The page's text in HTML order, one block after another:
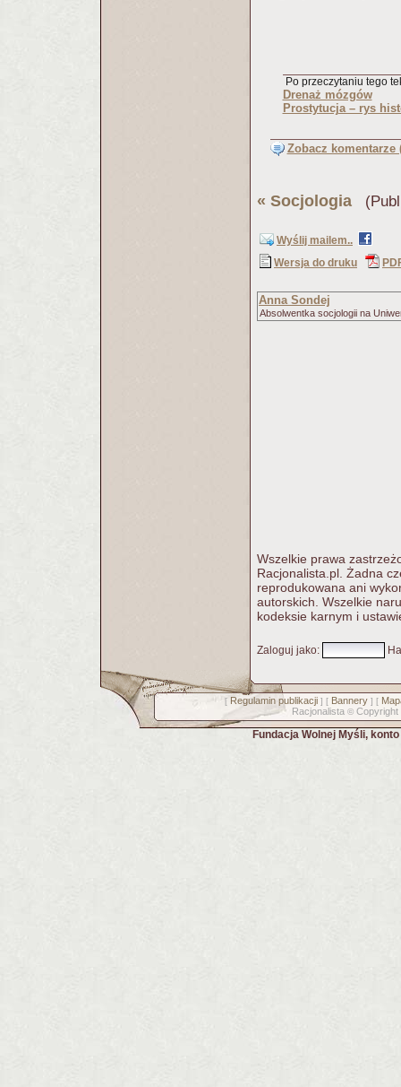
Po przeczytaniu tego
Drenaż mózgów
Prostytucja – rys
Zobacz komentarze
« Socjologia
Wyślij mailem..
Wersja do druku
Anna Sondej
Absolwentka socjologii na
Wszelkie prawa
Racjonalista.pl. Żadna
reprodukowana ani
autorskich. Wszelkie
kodeksie karnym i
Zaloguj jako:
[ Regulamin publikacji] [ Bannery] [
Racjonalista © Copyright
Fundacja Wolnej Myśli,